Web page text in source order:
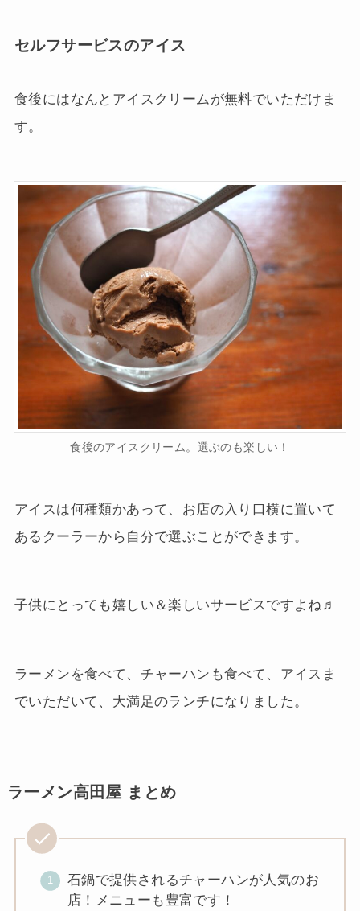
セルフサービスのアイス
食後にはなんとアイスクリームが無料でいただけま
す。
食後のアイスクリーム。選ぶのも楽しい！
アイスは何種類かあって、お店の入り口横に置いて
あるクーラーから自分で選ぶことができます。
子供にとっても嬉しい＆楽しいサービスですよね♬
ラーメンを食べて、チャーハンも食べて、アイスま
でいただいて、大満足のランチになりました。
ラーメン高田屋 まとめ
石鍋で提供されるチャーハンが人気のお
店！メニューも豊富です！